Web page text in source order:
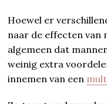
Hoewel er
naar de effecten van
algemeen dat
weinig extra
innemen van een